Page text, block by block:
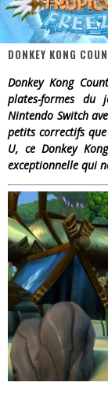
DONKEY KONG
Donkey Kong
plates-formes du
Nintendo Switch
petits correctifs
U, ce Donkey
exceptionnelle qui